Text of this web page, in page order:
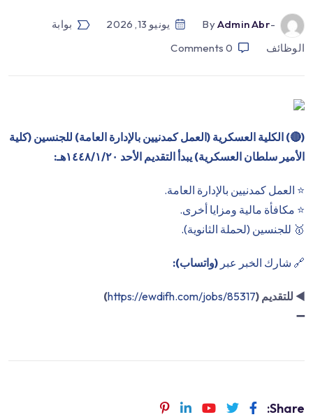
-by
Admin Abr يونيو 13, 2026
بوابة
الوظائف
0
Comments
(
🔴) الكلية العسكرية (العمل كمدنيين بالإدارة العامة) للجنسين (كلية
الأمير سلطان العسكرية) يبدأ التقديم الأحد ١٤٤٨/١/٢٠هـ:
⭐️ العمل كمدنيين بالإدارة العامة.
⭐️ مكافأة مالية ومزايا أخرى.
🥇 للجنسين (لحملة الثانوية).
🔗 شارك الخبر عبر (واتساب):
◀️ للتقديم (https://ewdifh.com/jobs/85317
)
➖
Share: